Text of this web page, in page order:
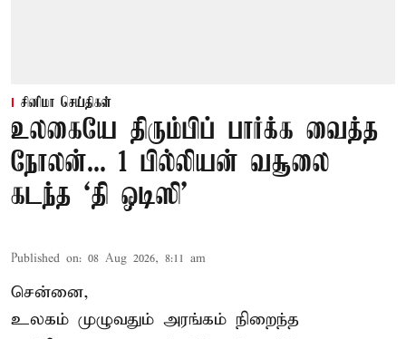
சினிமா செய்திகள்
உலகையே திரும்பிப் பார்க்க வைத்த
நோலன்... 1 பில்லியன் வசூலை
கடந்த ‘தி ஒடிஸி’
Published on: 08 Aug 2026, 8:11 am
சென்னை,
உலகம் முழுவதும் அரங்கம் நிறைந்த